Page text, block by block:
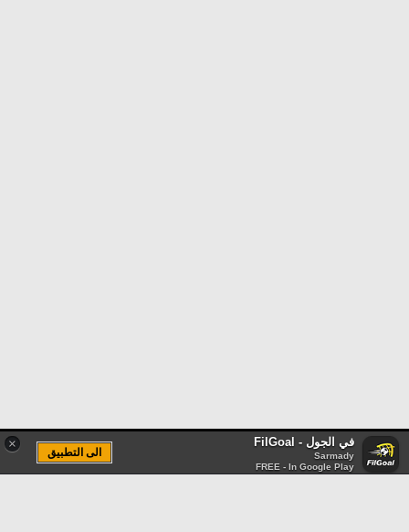
× في الجول - FilGoal
Sarmady
FREE - In Google Play
الى التطبيق